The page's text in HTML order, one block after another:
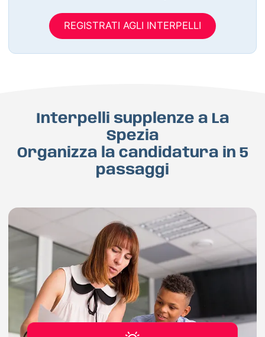
REGISTRATI AGLI INTERPELLI
Interpelli supplenze a La
Spezia
Organizza la candidatura in 5
passaggi